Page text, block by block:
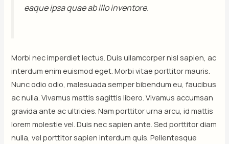
eaque ipsa quae ab illo inventore.
Morbi nec imperdiet lectus. Duis ullamcorper nisl sapien, ac
interdum enim euismod eget. Morbi vitae porttitor mauris.
Nunc odio odio, malesuada semper bibendum eu, faucibus
ac nulla. Vivamus mattis sagittis libero. Vivamus accumsan
gravida ante ac ultricies. Nam porttitor urna arcu, id mattis
lorem molestie vel. Duis nec sapien ante. Sed porttitor diam
nulla, vel porttitor sapien interdum quis. Pellentesque